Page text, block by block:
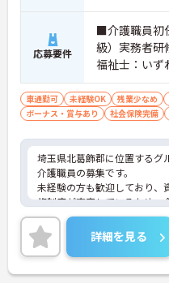
応募要件
■介護職員初
級）実務者研
福祉士：い
車通勤可 未経験OK 残業少なめ
ボーナス・賞与あり
社会保険完備
埼玉県北葛飾郡に位置するグ
介護職員の募集です。
未経験の方も歓迎しており、
修制度が充実しているため、
ら始めたい方にもぴったり♪
当スタッフを配置し、担当す
ることで、スタッフの負担軽
す。福利厚生も充実しており
環境が整っています。
詳細を見る